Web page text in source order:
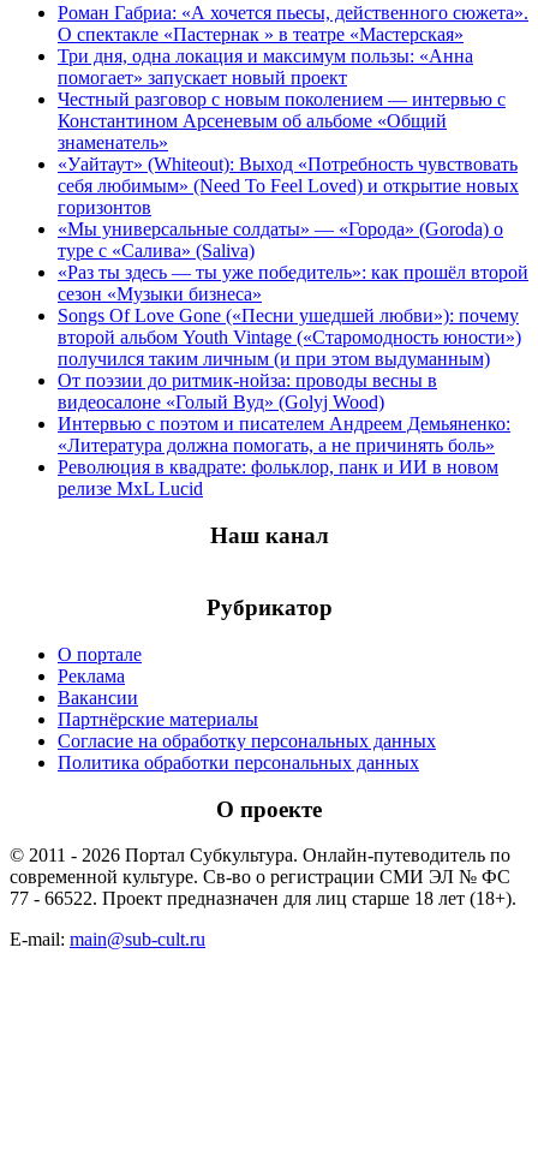
Роман Габриа: «А хочется пьесы, действенного сюжета».
О спектакле «Пастернак » в театре «Мастерская»
Три дня, одна локация и максимум пользы: «Анна
помогает» запускает новый проект
Честный разговор с новым поколением — интервью с
Константином Арсеневым об альбоме «Общий
знаменатель»
«Уайтаут» (Whiteout): Выход «Потребность чувствовать
себя любимым» (Need To Feel Loved) и открытие новых
горизонтов
«Мы универсальные солдаты» — «Города» (Goroda) о
туре с «Салива» (Saliva)
«Раз ты здесь — ты уже победитель»: как прошёл второй
сезон «Музыки бизнеса»
Songs Of Love Gone («Песни ушедшей любви»): почему
второй альбом Youth Vintage («Старомодность юности»)
получился таким личным (и при этом выдуманным)
От поэзии до ритмик-нойза: проводы весны в
видеосалоне «Голый Вуд» (Golyj Wood)
Интервью с поэтом и писателем Андреем Демьяненко:
«Литература должна помогать, а не причинять боль»
Революция в квадрате: фольклор, панк и ИИ в новом
релизе MxL Lucid
Наш канал
Рубрикатор
О портале
Реклама
Вакансии
Партнёрские материалы
Согласие на обработку персональных данных
Политика обработки персональных данных
О проекте
© 2011 - 2026 Портал Субкультура. Онлайн-путеводитель по
современной культуре. Св-во о регистрации СМИ ЭЛ № ФС
77 - 66522. Проект предназначен для лиц старше 18 лет (18+).
E-mail: main@sub-cult.ru